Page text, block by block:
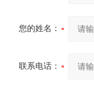
您的姓名：
联系电话：